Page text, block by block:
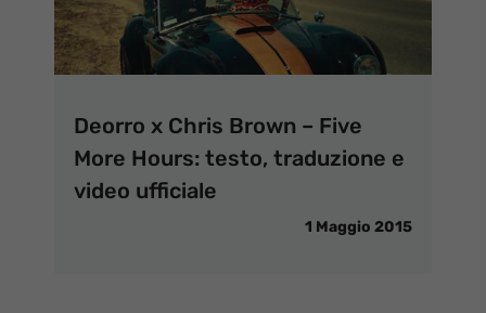
Deorro x Chris Brown – Five
More Hours: testo, traduzione e
video ufficiale
1 Maggio 2015